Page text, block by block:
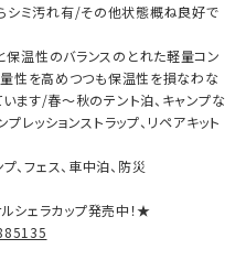
シミ汚れ有/その他状態概ね良好で
温性のバランスのとれた軽量コン
量性を高めつつも保温性を損なわな
ます/春～秋のテント泊、キャンプな
レッションストラップ、リペアキット
、フェス、車中泊、防災
シェラカップ発売中！★